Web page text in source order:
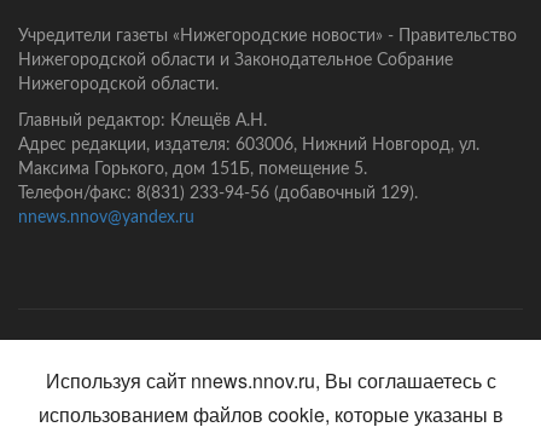
Учредители газеты «Нижегородские новости» - Правительство
Нижегородской области и Законодательное Собрание
Нижегородской области.
Главный редактор: Клещёв А.Н.
Адрес редакции, издателя: 603006, Нижний Новгород, ул.
Максима Горького, дом 151Б, помещение 5.
Телефон/факс: 8(831) 233-94-56 (добавочный 129).
nnews.nnov@yandex.ru
Используя сайт nnews.nnov.ru, Вы соглашаетесь с
использованием файлов cookie, которые указаны в